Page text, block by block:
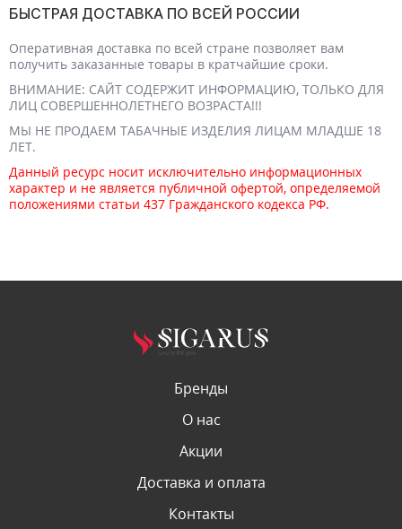
БЫСТРАЯ ДОСТАВКА ПО ВСЕЙ РОССИИ
Оперативная доставка по всей стране позволяет вам
получить заказанные товары в кратчайшие сроки.
ВНИМАНИЕ: САЙТ СОДЕРЖИТ ИНФОРМАЦИЮ, ТОЛЬКО ДЛЯ
ЛИЦ СОВЕРШЕННОЛЕТНЕГО ВОЗРАСТА!!!
МЫ НЕ ПРОДАЕМ ТАБАЧНЫЕ ИЗДЕЛИЯ ЛИЦАМ МЛАДШЕ 18
ЛЕТ.
Данный ресурс носит исключительно информационных
характер и не является публичной офертой, определяемой
положениями статьи 437 Гражданского кодекса РФ.
Бренды
О нас
Акции
Доставка и оплата
Контакты